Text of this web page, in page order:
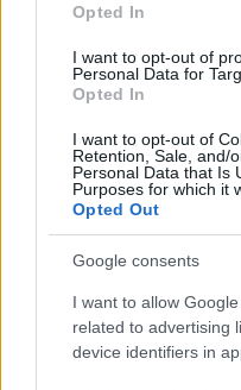
Opted In
I want to opt-out of
Personal Data for
Opted In
I want to opt-out of
Retention, Sale, and/
Personal Data that Is
Purposes for which it
Opted Out
Google consents
I want to allow
related to advertising
device identifiers in
Kár, pedig a
főszereplő, Vash első
idiótának tűnik, és
bűnözőnek, de ahogy